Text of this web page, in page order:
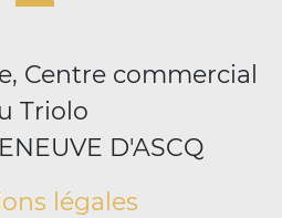
Centre commercial
Triolo
D'ASCQ
légales